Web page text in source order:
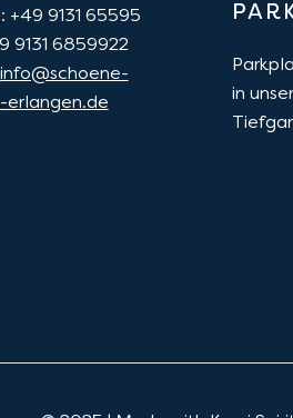
+49 9131 65595
9131 6859922
info@schoene-
erlangen.de
in